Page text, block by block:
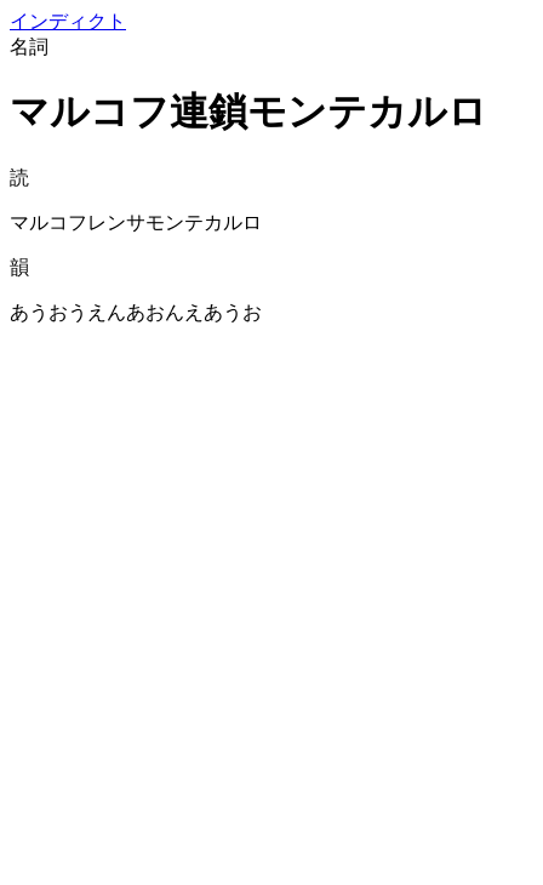
インディクト
名詞
マルコフ連鎖モンテカルロ
読
マルコフレンサモンテカルロ
韻
あうおうえんあおんえあうお